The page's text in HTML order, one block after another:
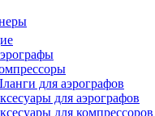
для аэрографов
для аэрографов
для компрессоров